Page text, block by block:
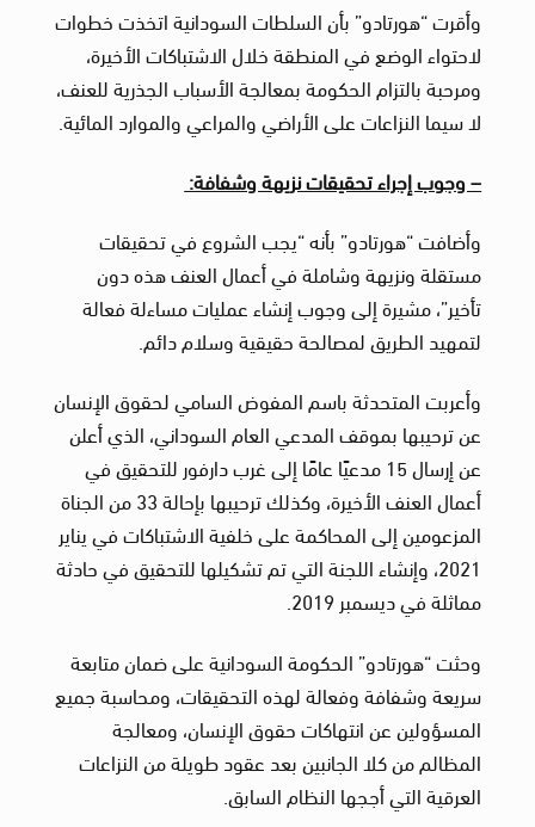
وأقرت “هورتادو” بأن السلطات السودانية اتخذت خطوات
لاحتواء الوضع في المنطقة خلال الاشتباكات الأخيرة،
ومرحبة بالتزام الحكومة بمعالجة الأسباب الجذرية للعنف،
لا سيما النزاعات على الأراضي والمراعي والموارد المائية.
– وجوب إجراء تحقيقات نزيهة وشفافة:
وأضافت “هورتادو” بأنه “يجب الشروع في تحقيقات
مستقلة ونزيهة وشاملة في أعمال العنف هذه دون
تأخير”، مشيرة إلى وجوب إنشاء عمليات مساءلة فعالة
لتمهيد الطريق لمصالحة حقيقية وسلام دائم.
وأعربت المتحدثة باسم المفوض السامي لحقوق الإنسان
عن ترحيبها بموقف المدعي العام السوداني، الذي أعلن
عن إرسال 15 مدعيًا عامًا إلى غرب دارفور للتحقيق في
أعمال العنف الأخيرة، وكذلك ترحيبها بإحالة 33 من الجناة
المزعومين إلى المحاكمة على خلفية الاشتباكات في يناير
2021، وإنشاء اللجنة التي تم تشكيلها للتحقيق في حادثة
مماثلة في ديسمبر 2019.
وحثت “هورتادو” الحكومة السودانية على ضمان متابعة
سريعة وشفافة وفعالة لهذه التحقيقات، ومحاسبة جميع
المسؤولين عن انتهاكات حقوق الإنسان، ومعالجة
المظالم من كلا الجانبين بعد عقود طويلة من النزاعات
العرقية التي أججها النظام السابق.